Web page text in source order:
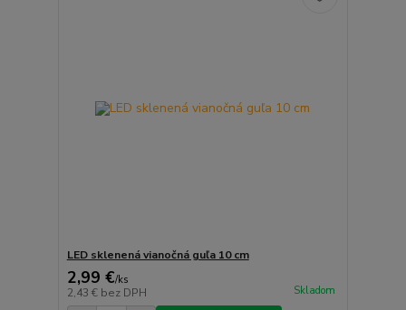
LED sklenená vianočná guľa 10 cm
2,99 €/ks
2,43 € bez DPH Skladom